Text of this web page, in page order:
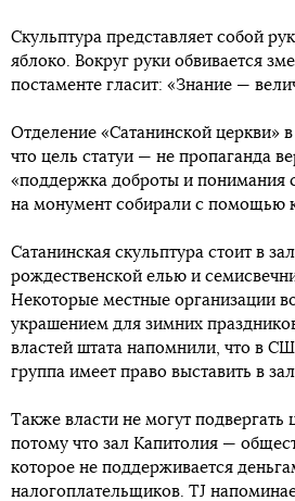
Скульптура представляет собой
яблоко. Вокруг руки обвивается
постаменте гласит: «Знание —
Отделение «Сатанинской церкви»
что цель статуи — не пропаганда
«поддержка доброты и понимания
на монумент собирали с помощью
Сатанинская скульптура стоит в
рождественской елью и
Некоторые местные организации
украшением для зимних
властей штата напомнили, что в
группа имеет право выставить в
Также власти не могут подвергать
потому что зал Капитолия —
которое не поддерживается
налогоплательщиков. TJ